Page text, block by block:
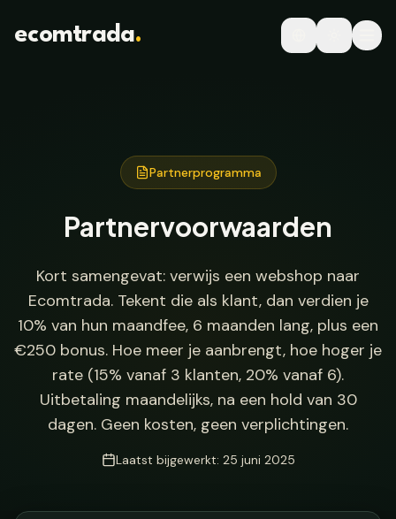
ecomtrada.
Partnerprogramma
Partnervoorwaarden
Kort samengevat: verwijs een webshop naar
Ecomtrada. Tekent die als klant, dan verdien je
10% van hun maandfee, 6 maanden lang, plus een
€250 bonus. Hoe meer je aanbrengt, hoe hoger je
rate (15% vanaf 3 klanten, 20% vanaf 6).
Uitbetaling maandelijks, na een hold van 30
dagen. Geen kosten, geen verplichtingen.
Laatst bijgewerkt: 25 juni 2025